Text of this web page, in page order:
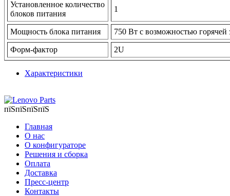
Установленное количество
блоков питания
1
Мощность блока питания 750 Вт с возможностью горячей
Форм-фактор 2U
Характеристики
пїЅпїЅпїЅпїЅ
Главная
О нас
О конфигураторе
Решения и сборка
Оплата
Доставка
Пресс-центр
Контакты